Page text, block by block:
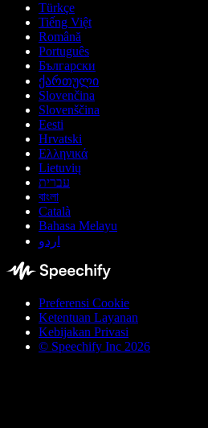
Türkçe
Tiếng Việt
Română
Português
Български
ქართული
Slovenčina
Slovenščina
Eesti
Hrvatski
Ελληνικά
Lietuvių
עברית
বাংলা
Català
Bahasa Melayu
اردو
Preferensi Cookie
Ketentuan Layanan
Kebijakan Privasi
© Speechify Inc 2026